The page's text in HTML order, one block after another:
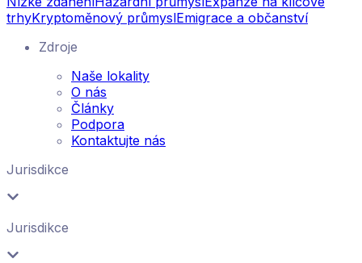
trhyKryptoměnový průmyslEmigrace a občanství
Zdroje
Naše lokality
O nás
Články
Podpora
Kontaktujte nás
Jurisdikce
Jurisdikce